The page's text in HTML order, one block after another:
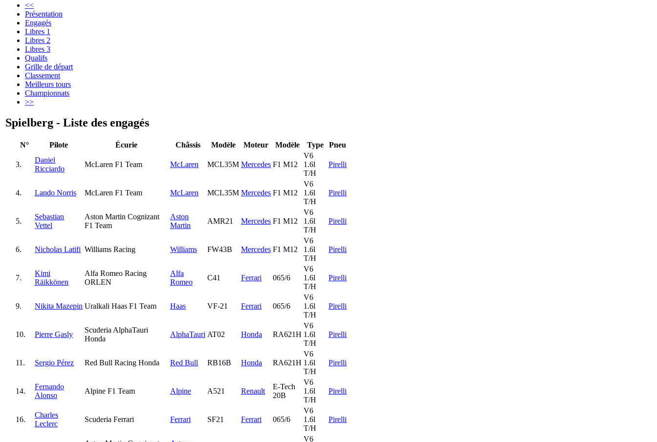
<<
Présentation
Engagés
Libres 1
Libres 2
Libres 3
Qualifs
Grille de départ
Classement
Meilleurs tours
Championnats
>>
Spielberg - Liste des engagés
N° Pilote Écurie Châssis Modèle Moteur Modèle Type Pneu
3.
Daniel
Ricciardo
McLaren F1 Team McLaren MCL35M Mercedes F1 M12
V6
1.6l
T/H
Pirelli
4. Lando Norris McLaren F1 Team McLaren MCL35M Mercedes F1 M12
V6
1.6l
T/H
Pirelli
5.
Sebastian
Vettel
Aston Martin Cognizant
F1 Team
Aston
Martin
AMR21 Mercedes F1 M12
V6
1.6l
T/H
Pirelli
6. Nicholas Latifi Williams Racing Williams FW43B Mercedes F1 M12
V6
1.6l
T/H
Pirelli
7.
Kimi
Räikkönen
Alfa Romeo Racing
ORLEN
Alfa
Romeo
C41 Ferrari 065/6
V6
1.6l
T/H
Pirelli
9. Nikita Mazepin Uralkali Haas F1 Team Haas VF-21 Ferrari 065/6
V6
1.6l
T/H
Pirelli
10. Pierre Gasly
Scuderia AlphaTauri
Honda
AlphaTauri AT02 Honda RA621H
V6
1.6l
T/H
Pirelli
11. Sergio Pérez Red Bull Racing Honda Red Bull RB16B Honda RA621H
V6
1.6l
T/H
Pirelli
14.
Fernando
Alonso
Alpine F1 Team Alpine A521 Renault
E-Tech
20B
V6
1.6l
T/H
Pirelli
16.
Charles
Leclerc
Scuderia Ferrari Ferrari SF21 Ferrari 065/6
V6
1.6l
T/H
Pirelli
V6